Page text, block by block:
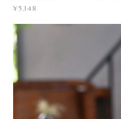
¥5,148